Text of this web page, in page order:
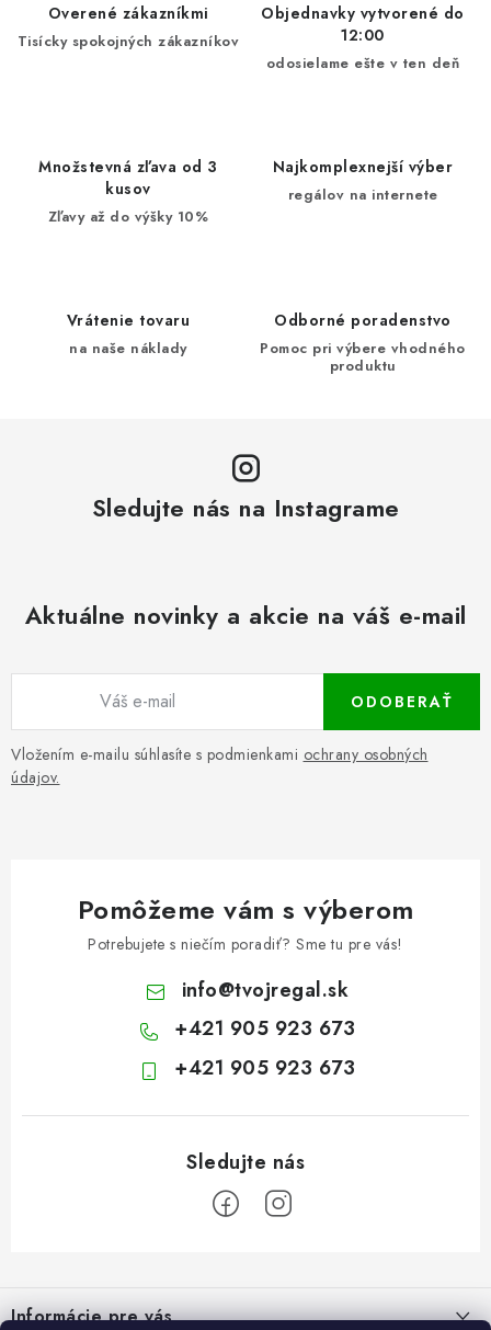
Overené zákazníkmi
Tisícky spokojných zákazníkov
Objednavky vytvorené do
12:00
odosielame ešte v ten deň
Množstevná zľava od 3
kusov
Zľavy až do výšky 10%
Najkomplexnejší výber
regálov na internete
Vrátenie tovaru
na naše náklady
Odborné poradenstvo
Pomoc pri výbere vhodného
produktu
Sledujte nás na Instagrame
Aktuálne novinky a akcie na váš e-mail
Vložením e-mailu súhlasíte s podmienkami ochrany osobných
údajov.
ODOBERAŤ
Pomôžeme vám s výberom
Potrebujete s niečím poradiť? Sme tu pre vás!
info@tvojregal.sk
+421 905 923 673
+421 905 923 673
Informácie pre vás